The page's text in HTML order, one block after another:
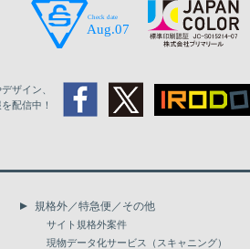
ザイン、
配信中！
規格外／特急便／その他
サイト規格外案件
現物データ化サービス（スキャニング）